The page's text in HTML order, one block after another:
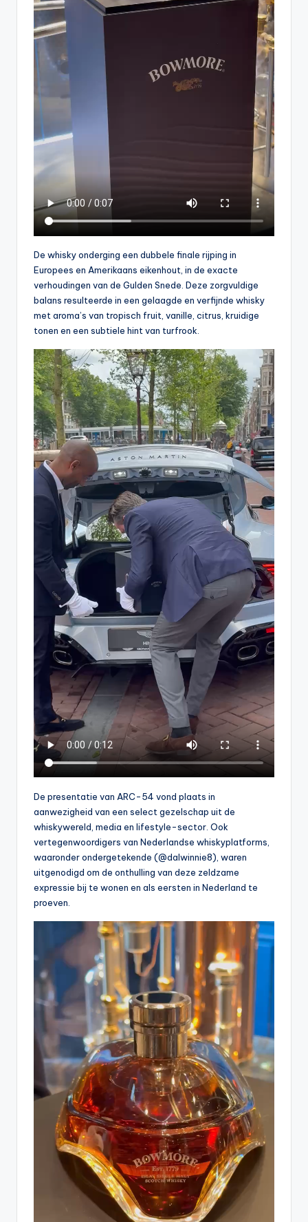
De whisky onderging een dubbele finale rijping in
Europees en Amerikaans eikenhout, in de exacte
verhoudingen van de Gulden Snede. Deze zorgvuldige
balans resulteerde in een gelaagde en verfijnde whisky
met aroma’s van tropisch fruit, vanille, citrus, kruidige
tonen en een subtiele hint van turfrook.
De presentatie van ARC-54 vond plaats in
aanwezigheid van een select gezelschap uit de
whiskywereld, media en lifestyle-sector. Ook
vertegenwoordigers van Nederlandse whiskyplatforms,
waaronder ondergetekende (@dalwinnie8), waren
uitgenodigd om de onthulling van deze zeldzame
expressie bij te wonen en als eersten in Nederland te
proeven.